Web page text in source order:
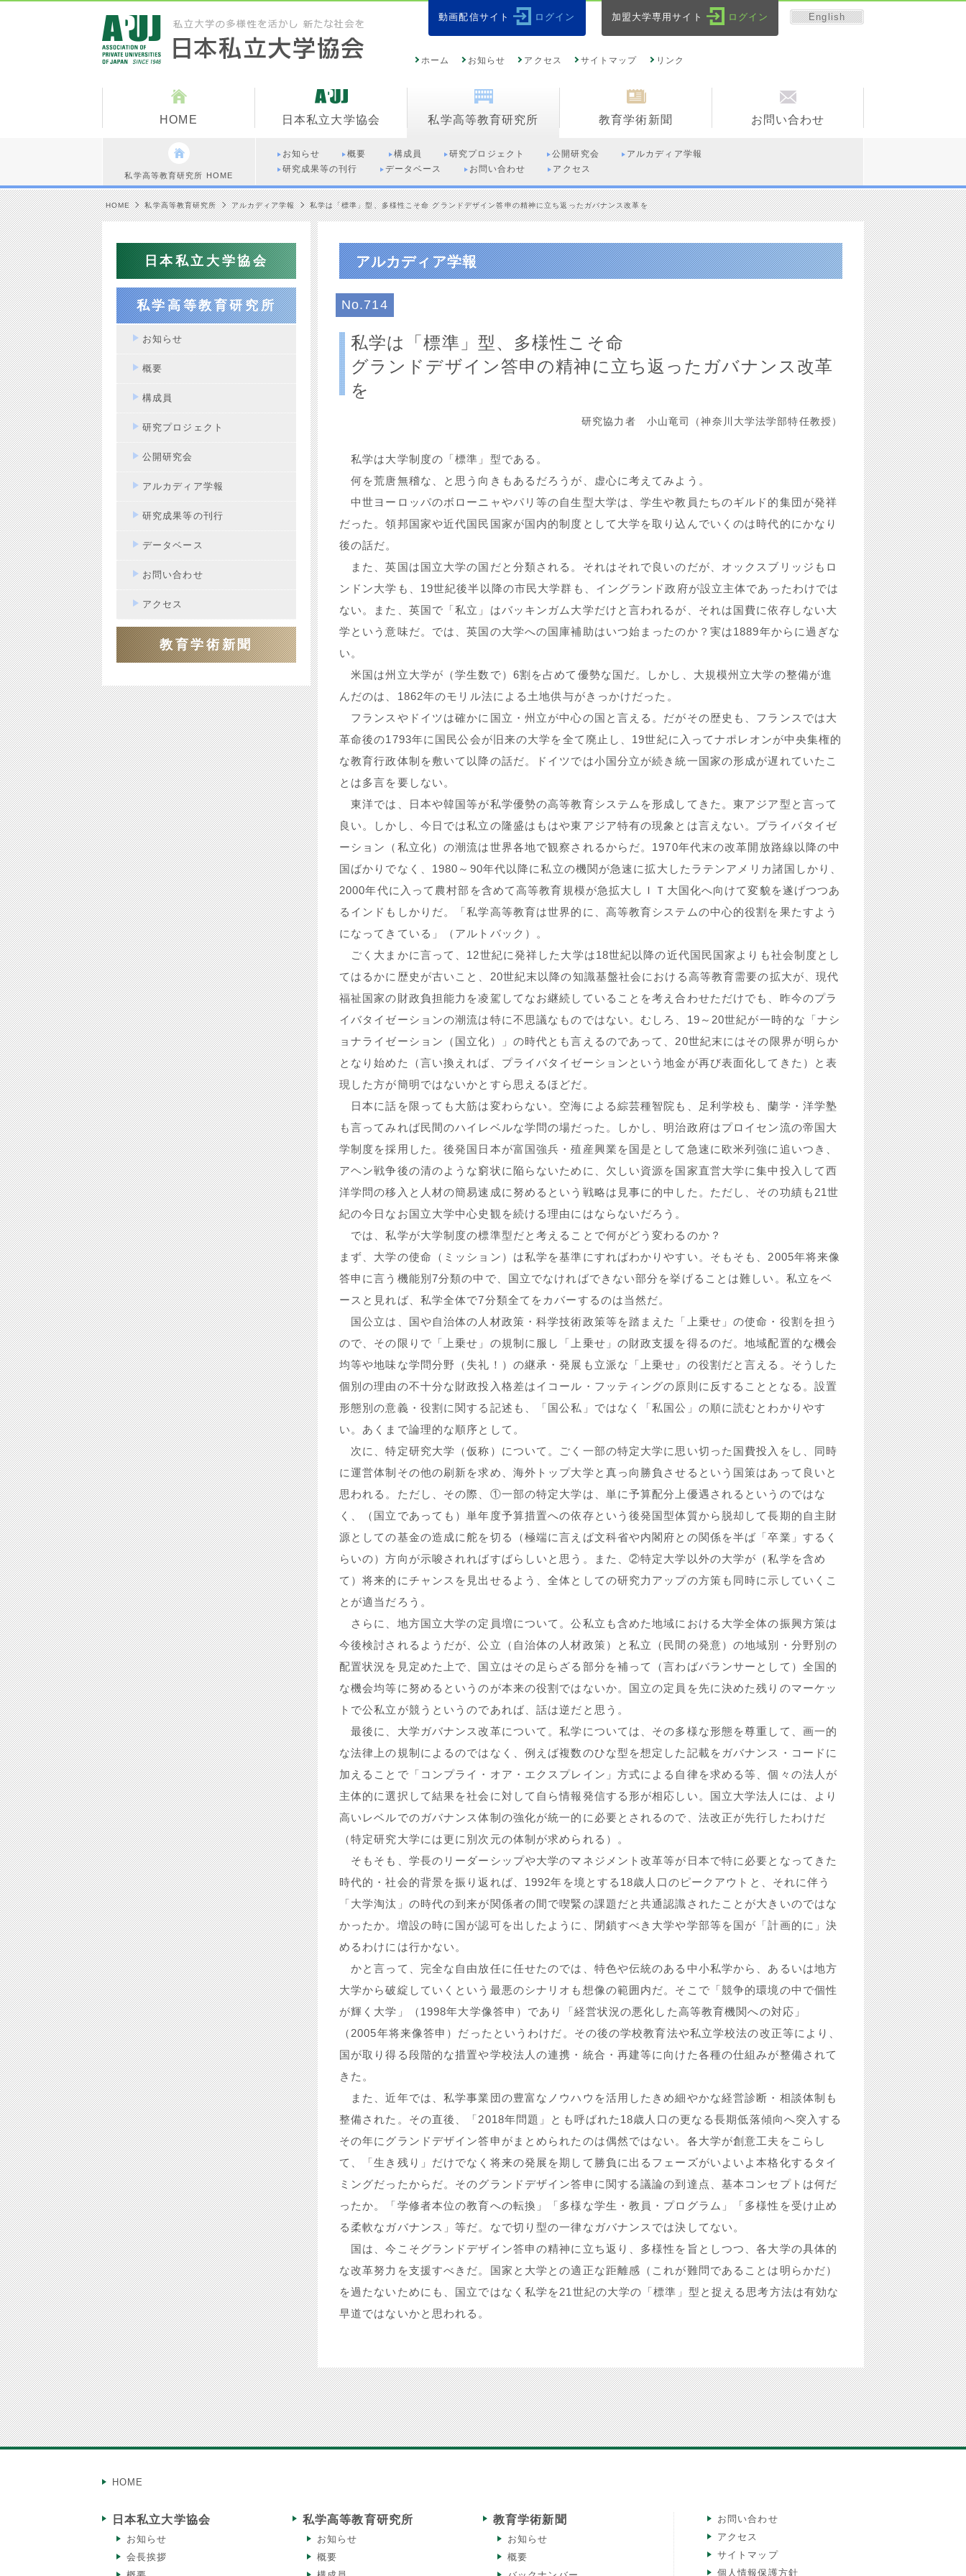
動画配信サイト ログイン 加盟大学専用サイト ログイン English
ホーム お知らせ アクセス サイトマップ リンク
HOME 日本私立大学協会 私学高等教育研究所 教育学術新聞 お問い合わせ
私学高等教育研究所 HOME
お知らせ 概要 構成員 研究プロジェクト 公開研究会
アルカディア学報
研究成果等の刊行
データベース お問い合わせ アクセス
HOME 私学高等教育研究所 アルカディア学報 私学は「標準」型、多様性こそ命 グランドデザイン答申の精神に立ち返ったガバナンス改革を
日本私立大学協会
私学高等教育研究所
お知らせ
概要
構成員
研究プロジェクト
公開研究会
アルカディア学報
研究成果等の刊行
データベース
お問い合わせ
アクセス
教育学術新聞
アルカディア学報
No.714
私学は「標準」型、多様性こそ命
グランドデザイン答申の精神に立ち返ったガバナンス改革
を
研究協力者 小山竜司（神奈川大学法学部特任教授）
私学は大学制度の「標準」型である。
何を荒唐無稽な、と思う向きもあるだろうが、虚心に考えてみよう。
中世ヨーロッパのボローニャやパリ等の自生型大学は、学生や教員たちのギルド的集団が発祥
だった。領邦国家や近代国民国家が国内的制度として大学を取り込んでいくのは時代的にかなり
後の話だ。
また、英国は国立大学の国だと分類される。それはそれで良いのだが、オックスブリッジもロ
ンドン大学も、19世紀後半以降の市民大学群も、イングランド政府が設立主体であったわけでは
ない。また、英国で「私立」はバッキンガム大学だけと言われるが、それは国費に依存しない大
学という意味だ。では、英国の大学への国庫補助はいつ始まったのか？実は1889年からに過ぎな
い。
米国は州立大学が（学生数で）6割を占めて優勢な国だ。しかし、大規模州立大学の整備が進
んだのは、1862年のモリル法による土地供与がきっかけだった。
フランスやドイツは確かに国立・州立が中心の国と言える。だがその歴史も、フランスでは大
革命後の1793年に国民公会が旧来の大学を全て廃止し、19世紀に入ってナポレオンが中央集権的
な教育行政体制を敷いて以降の話だ。ドイツでは小国分立が続き統一国家の形成が遅れていたこ
とは多言を要しない。
東洋では、日本や韓国等が私学優勢の高等教育システムを形成してきた。東アジア型と言って
良い。しかし、今日では私立の隆盛はもはや東アジア特有の現象とは言えない。プライバタイゼ
ーション（私立化）の潮流は世界各地で観察されるからだ。1970年代末の改革開放路線以降の中
国ばかりでなく、1980～90年代以降に私立の機関が急速に拡大したラテンアメリカ諸国しかり、
2000年代に入って農村部を含めて高等教育規模が急拡大しＩＴ大国化へ向けて変貌を遂げつつあ
るインドもしかりだ。「私学高等教育は世界的に、高等教育システムの中心的役割を果たすよう
になってきている」（アルトバック）。
ごく大まかに言って、12世紀に発祥した大学は18世紀以降の近代国民国家よりも社会制度とし
てはるかに歴史が古いこと、20世紀末以降の知識基盤社会における高等教育需要の拡大が、現代
福祉国家の財政負担能力を凌駕してなお継続していることを考え合わせただけでも、昨今のプラ
イバタイゼーションの潮流は特に不思議なものではない。むしろ、19～20世紀が一時的な「ナシ
ョナライゼーション（国立化）」の時代とも言えるのであって、20世紀末にはその限界が明らか
となり始めた（言い換えれば、プライバタイゼーションという地金が再び表面化してきた）と表
現した方が簡明ではないかとすら思えるほどだ。
日本に話を限っても大筋は変わらない。空海による綜芸種智院も、足利学校も、蘭学・洋学塾
も言ってみれば民間のハイレベルな学問の場だった。しかし、明治政府はプロイセン流の帝国大
学制度を採用した。後発国日本が富国強兵・殖産興業を国是として急速に欧米列強に追いつき、
アヘン戦争後の清のような窮状に陥らないために、欠しい資源を国家直営大学に集中投入して西
洋学問の移入と人材の簡易速成に努めるという戦略は見事に的中した。ただし、その功績も21世
紀の今日なお国立大学中心史観を続ける理由にはならないだろう。
では、私学が大学制度の標準型だと考えることで何がどう変わるのか？
まず、大学の使命（ミッション）は私学を基準にすればわかりやすい。そもそも、2005年将来像
答申に言う機能別7分類の中で、国立でなければできない部分を挙げることは難しい。私立をベ
ースと見れば、私学全体で7分類全てをカバーするのは当然だ。
国公立は、国や自治体の人材政策・科学技術政策等を踏まえた「上乗せ」の使命・役割を担う
ので、その限りで「上乗せ」の規制に服し「上乗せ」の財政支援を得るのだ。地域配置的な機会
均等や地味な学問分野（失礼！）の継承・発展も立派な「上乗せ」の役割だと言える。そうした
個別の理由の不十分な財政投入格差はイコール・フッティングの原則に反することとなる。設置
形態別の意義・役割に関する記述も、「国公私」ではなく「私国公」の順に読むとわかりやす
い。あくまで論理的な順序として。
次に、特定研究大学（仮称）について。ごく一部の特定大学に思い切った国費投入をし、同時
に運営体制その他の刷新を求め、海外トップ大学と真っ向勝負させるという国策はあって良いと
思われる。ただし、その際、①一部の特定大学は、単に予算配分上優遇されるというのではな
く、（国立であっても）単年度予算措置への依存という後発国型体質から脱却して長期的自主財
源としての基金の造成に舵を切る（極端に言えば文科省や内閣府との関係を半ば「卒業」するく
らいの）方向が示唆されればすばらしいと思う。また、②特定大学以外の大学が（私学を含め
て）将来的にチャンスを見出せるよう、全体としての研究力アップの方策も同時に示していくこ
とが適当だろう。
さらに、地方国立大学の定員増について。公私立も含めた地域における大学全体の振興方策は
今後検討されるようだが、公立（自治体の人材政策）と私立（民間の発意）の地域別・分野別の
配置状況を見定めた上で、国立はその足らざる部分を補って（言わばバランサーとして）全国的
な機会均等に努めるというのが本来の役割ではないか。国立の定員を先に決めた残りのマーケッ
トで公私立が競うというのであれば、話は逆だと思う。
最後に、大学ガバナンス改革について。私学については、その多様な形態を尊重して、画一的
な法律上の規制によるのではなく、例えば複数のひな型を想定した記載をガバナンス・コードに
加えることで「コンプライ・オア・エクスプレイン」方式による自律を求める等、個々の法人が
主体的に選択して結果を社会に対して自ら情報発信する形が相応しい。国立大学法人には、より
高いレベルでのガバナンス体制の強化が統一的に必要とされるので、法改正が先行したわけだ
（特定研究大学には更に別次元の体制が求められる）。
そもそも、学長のリーダーシップや大学のマネジメント改革等が日本で特に必要となってきた
時代的・社会的背景を振り返れば、1992年を境とする18歳人口のピークアウトと、それに伴う
「大学淘汰」の時代の到来が関係者の間で喫緊の課題だと共通認識されたことが大きいのではな
かったか。増設の時に国が認可を出したように、閉鎖すべき大学や学部等を国が「計画的に」決
めるわけには行かない。
かと言って、完全な自由放任に任せたのでは、特色や伝統のある中小私学から、あるいは地方
大学から破綻していくという最悪のシナリオも想像の範囲内だ。そこで「競争的環境の中で個性
が輝く大学」（1998年大学像答申）であり「経営状況の悪化した高等教育機関への対応」
（2005年将来像答申）だったというわけだ。その後の学校教育法や私立学校法の改正等により、
国が取り得る段階的な措置や学校法人の連携・統合・再建等に向けた各種の仕組みが整備されて
きた。
また、近年では、私学事業団の豊富なノウハウを活用したきめ細やかな経営診断・相談体制も
整備された。その直後、「2018年問題」とも呼ばれた18歳人口の更なる長期低落傾向へ突入する
その年にグランドデザイン答申がまとめられたのは偶然ではない。各大学が創意工夫をこらし
て、「生き残り」だけでなく将来の発展を期して勝負に出るフェーズがいよいよ本格化するタイ
ミングだったからだ。そのグランドデザイン答申に関する議論の到達点、基本コンセプトは何だ
ったか。「学修者本位の教育への転換」「多様な学生・教員・プログラム」「多様性を受け止め
る柔軟なガバナンス」等だ。なで切り型の一律なガバナンスでは決してない。
国は、今こそグランドデザイン答申の精神に立ち返り、多様性を旨としつつ、各大学の具体的
な改革努力を支援すべきだ。国家と大学との適正な距離感（これが難問であることは明らかだ）
を過たないためにも、国立ではなく私学を21世紀の大学の「標準」型と捉える思考方法は有効な
早道ではないかと思われる。
HOME
日本私立大学協会
お知らせ
会長挨拶
私学高等教育研究所
お知らせ
概要
教育学術新聞
お知らせ
概要
お問い合わせ
アクセス
サイトマップ
個人情報保護方針